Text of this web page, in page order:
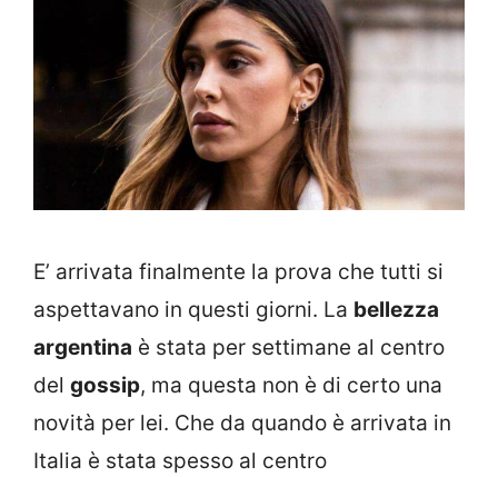
E’ arrivata finalmente la prova che tutti si
aspettavano in questi giorni. La bellezza
argentina è stata per settimane al centro
del gossip, ma questa non è di certo una
novità per lei. Che da quando è arrivata in
Italia è stata spesso al centro